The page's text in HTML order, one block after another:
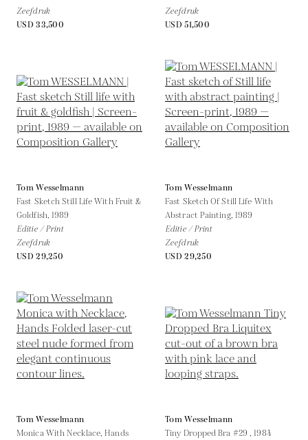
Zeefdruk
USD 33,500
Zeefdruk
USD 51,500
Tom Wesselmann
Fast Sketch Still Life With Fruit &
Goldfish, 1989
Editie / Print
Zeefdruk
USD 29,250
Tom Wesselmann
Fast Sketch Of Still Life With
Abstract Painting, 1989
Editie / Print
Zeefdruk
USD 29,250
Tom Wesselmann
Monica With Necklace, Hands
Tom Wesselmann
Tiny Dropped Bra #29 ,1984